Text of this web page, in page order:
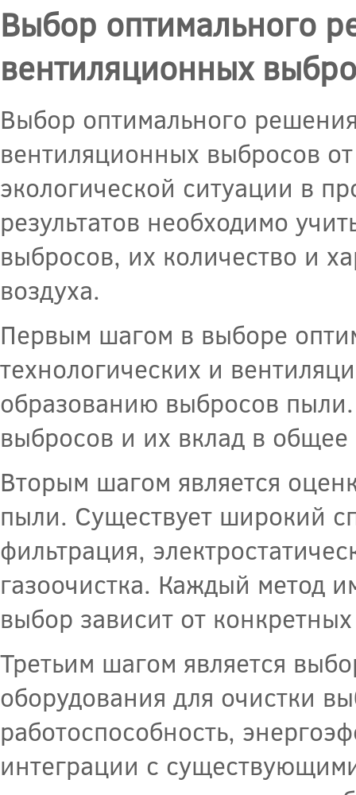
Выбор оптимального
вентиляционных
Выбор оптимального
вентиляционных выбросов
экологической ситуации в
результатов необходимо
выбросов, их количество и
воздуха.
Первым шагом в выборе
технологических и
образованию выбросов
выбросов и их вклад в
Вторым шагом является
пыли. Существует широкий
фильтрация,
газоочистка. Каждый метод
выбор зависит от
Третьим шагом является
оборудования для очистки
работоспособность,
интеграции с